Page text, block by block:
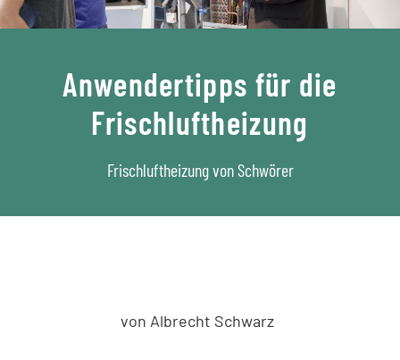
Anwendertipps für die
Frischluftheizung
Frischluftheizung von Schwörer
von Albrecht Schwarz